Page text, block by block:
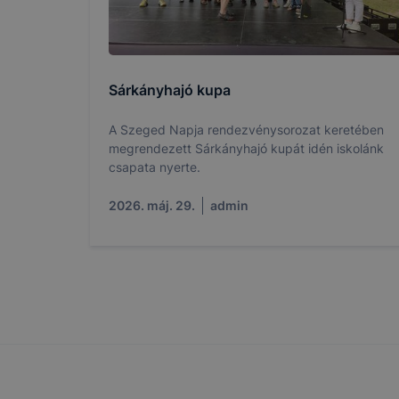
Sárkányhajó kupa
A Szeged Napja rendezvénysorozat keretében
megrendezett Sárkányhajó kupát idén iskolánk
csapata nyerte.
2026. máj. 29. admin
Hogyan
általában
tétele, a
teljes